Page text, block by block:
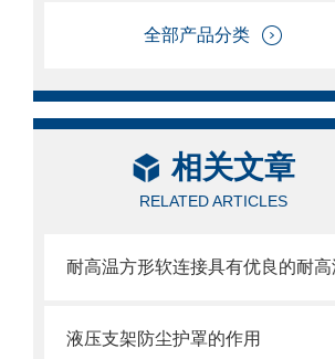
全部产品分类
相关文章
RELATED ARTICLES
液压支架防尘护罩的作用